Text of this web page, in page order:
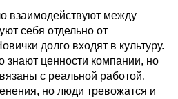
взаимодействуют между
себя отдельно от
долго входят в культуру.
знают ценности компании, но
с реальной работой.
но люди тревожатся и